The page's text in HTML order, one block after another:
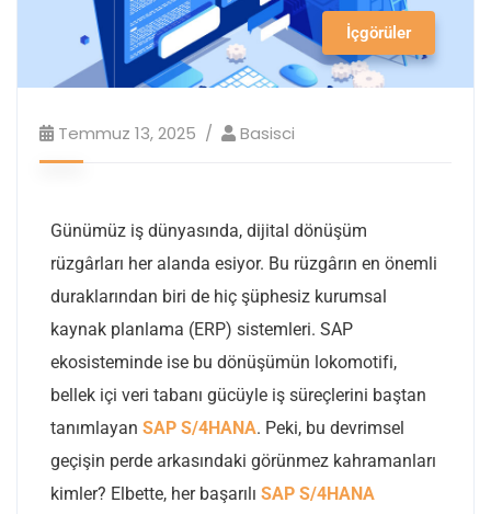
İçgörüler
Temmuz 13, 2025 Basisci
Günümüz iş dünyasında, dijital dönüşüm
rüzgârları her alanda esiyor. Bu rüzgârın en önemli
duraklarından biri de hiç şüphesiz kurumsal
kaynak planlama (ERP) sistemleri. SAP
ekosisteminde ise bu dönüşümün lokomotifi,
bellek içi veri tabanı gücüyle iş süreçlerini baştan
tanımlayan SAP S/4HANA. Peki, bu devrimsel
geçişin perde arkasındaki görünmez kahramanları
kimler? Elbette, her başarılı SAP S/4HANA